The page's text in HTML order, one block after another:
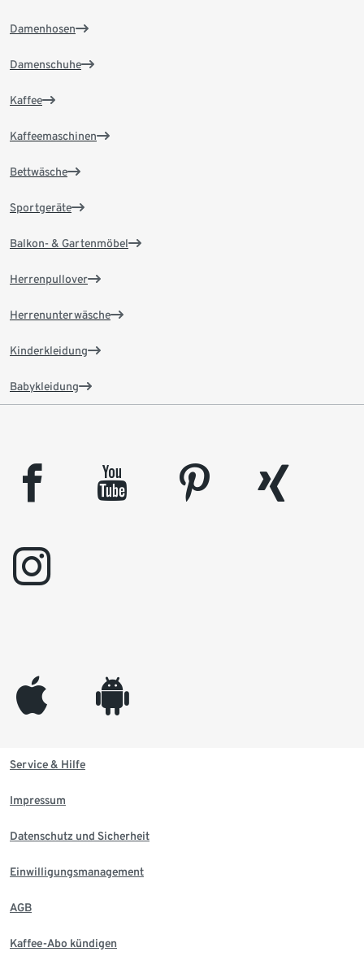
Damenhosen
Damenschuhe
Kaffee
Kaffeemaschinen
Bettwäsche
Sportgeräte
Balkon- & Gartenmöbel
Herrenpullover
Herrenunterwäsche
Kinderkleidung
Babykleidung
facebook youtube pinterest
xing
instagram
appleinc android
Service & Hilfe
Impressum
Datenschutz und Sicherheit
Einwilligungsmanagement
AGB
Kaffee-Abo kündigen